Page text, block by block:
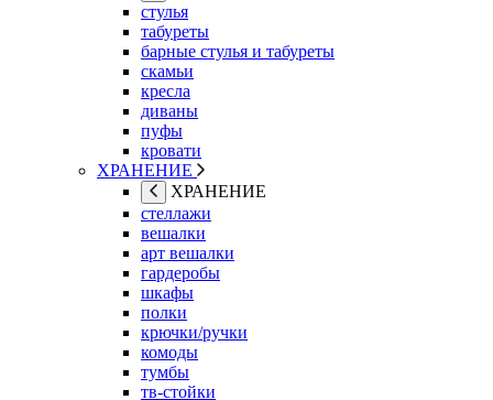
стулья
табуреты
барные стулья и табуреты
скамьи
кресла
диваны
пуфы
кровати
ХРАНЕНИЕ
ХРАНЕНИЕ
стеллажи
вешалки
арт вешалки
гардеробы
шкафы
полки
крючки/ручки
комоды
тумбы
тв-стойки